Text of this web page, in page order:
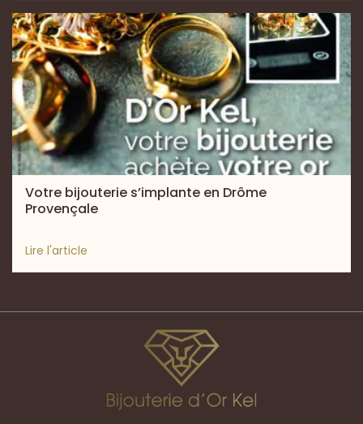
Votre bijouterie s’implante en Drôme
Provençale
Lire l'article